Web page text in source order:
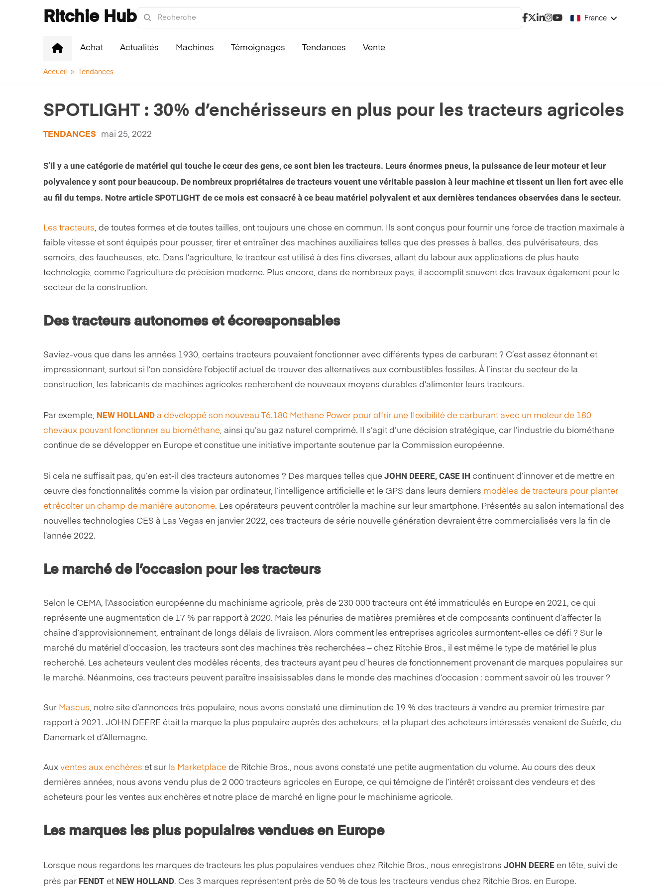
Ritchie Hub France
Achat Actualités Machines Témoignages Tendances Vente
Accueil » Tendances
SPOTLIGHT : 30% d’enchérisseurs en plus pour les tracteurs agricoles
TENDANCES mai 25, 2022
S’il y a une catégorie de matériel qui touche le cœur des gens, ce sont bien les tracteurs. Leurs énormes pneus, la puissance de leur moteur et leur
polyvalence y sont pour beaucoup. De nombreux propriétaires de tracteurs vouent une véritable passion à leur machine et tissent un lien fort avec elle
au fil du temps. Notre article SPOTLIGHT de ce mois est consacré à ce beau matériel polyvalent et aux dernières tendances observées dans le secteur.
Les tracteurs, de toutes formes et de toutes tailles, ont toujours une chose en commun. Ils sont conçus pour fournir une force de traction maximale à
faible vitesse et sont équipés pour pousser, tirer et entraîner des machines auxiliaires telles que des presses à balles, des pulvérisateurs, des
semoirs, des faucheuses, etc. Dans l’agriculture, le tracteur est utilisé à des fins diverses, allant du labour aux applications de plus haute
technologie, comme l’agriculture de précision moderne. Plus encore, dans de nombreux pays, il accomplit souvent des travaux également pour le
secteur de la construction.
Des tracteurs autonomes et écoresponsables
Saviez-vous que dans les années 1930, certains tracteurs pouvaient fonctionner avec différents types de carburant ? C’est assez étonnant et
impressionnant, surtout si l’on considère l’objectif actuel de trouver des alternatives aux combustibles fossiles. À l’instar du secteur de la
construction, les fabricants de machines agricoles recherchent de nouveaux moyens durables d’alimenter leurs tracteurs.
Par exemple, NEW HOLLAND a développé son nouveau T6.180 Methane Power pour offrir une flexibilité de carburant avec un moteur de 180
chevaux pouvant fonctionner au biométhane, ainsi qu’au gaz naturel comprimé. Il s’agit d’une décision stratégique, car l’industrie du biométhane
continue de se développer en Europe et constitue une initiative importante soutenue par la Commission européenne.
Si cela ne suffisait pas, qu’en est-il des tracteurs autonomes ? Des marques telles que JOHN DEERE, CASE IH continuent d’innover et de mettre en
œuvre des fonctionnalités comme la vision par ordinateur, l’intelligence artificielle et le GPS dans leurs derniers modèles de tracteurs pour planter
et récolter un champ de manière autonome. Les opérateurs peuvent contrôler la machine sur leur smartphone. Présentés au salon international des
nouvelles technologies CES à Las Vegas en janvier 2022, ces tracteurs de série nouvelle génération devraient être commercialisés vers la fin de
l’année 2022.
Le marché de l’occasion pour les tracteurs
Selon le CEMA, l’Association européenne du machinisme agricole, près de 230 000 tracteurs ont été immatriculés en Europe en 2021, ce qui
représente une augmentation de 17 % par rapport à 2020. Mais les pénuries de matières premières et de composants continuent d’affecter la
chaîne d’approvisionnement, entraînant de longs délais de livraison. Alors comment les entreprises agricoles surmontent-elles ce défi ? Sur le
marché du matériel d’occasion, les tracteurs sont des machines très recherchées – chez Ritchie Bros., il est même le type de matériel le plus
recherché. Les acheteurs veulent des modèles récents, des tracteurs ayant peu d’heures de fonctionnement provenant de marques populaires sur
le marché. Néanmoins, ces tracteurs peuvent paraître insaisissables dans le monde des machines d’occasion : comment savoir où les trouver ?
Sur Mascus, notre site d’annonces très populaire, nous avons constaté une diminution de 19 % des tracteurs à vendre au premier trimestre par
rapport à 2021. JOHN DEERE était la marque la plus populaire auprès des acheteurs, et la plupart des acheteurs intéressés venaient de Suède, du
Danemark et d’Allemagne.
Aux ventes aux enchères et sur la Marketplace de Ritchie Bros., nous avons constaté une petite augmentation du volume. Au cours des deux
dernières années, nous avons vendu plus de 2 000 tracteurs agricoles en Europe, ce qui témoigne de l’intérêt croissant des vendeurs et des
acheteurs pour les ventes aux enchères et notre place de marché en ligne pour le machinisme agricole.
Les marques les plus populaires vendues en Europe
Lorsque nous regardons les marques de tracteurs les plus populaires vendues chez Ritchie Bros., nous enregistrons JOHN DEERE en tête, suivi de
près par FENDT et NEW HOLLAND. Ces 3 marques représentent près de 50 % de tous les tracteurs vendus chez Ritchie Bros. en Europe.